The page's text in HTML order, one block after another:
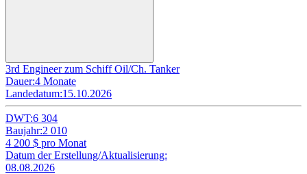
3rd Engineer zum Schiff Oil/Ch. Tanker
Dauer:4 Monate
Landedatum:15.10.2026
DWT:6 304
Baujahr:2 010
4 200 $ pro Monat
Datum der Erstellung/Aktualisierung:
08.08.2026